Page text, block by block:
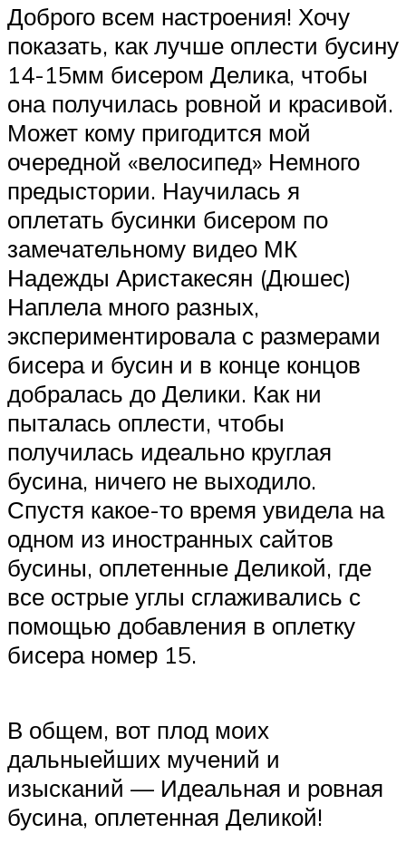
Доброго всем настроения! Хочу
показать, как лучше оплести бусину
14-15мм бисером Делика, чтобы
она получилась ровной и красивой.
Может кому пригодится мой
очередной «велосипед» Немного
предыстории. Научилась я
оплетать бусинки бисером по
замечательному видео МК
Надежды Аристакесян (Дюшес)
Наплела много разных,
экспериментировала с размерами
бисера и бусин и в конце концов
добралась до Делики. Как ни
пыталась оплести, чтобы
получилась идеально круглая
бусина, ничего не выходило.
Спустя какое-то время увидела на
одном из иностранных сайтов
бусины, оплетенные Деликой, где
все острые углы сглаживались с
помощью добавления в оплетку
бисера номер 15.
В общем, вот плод моих
дальныейших мучений и
изысканий — Идеальная и ровная
бусина, оплетенная Деликой!